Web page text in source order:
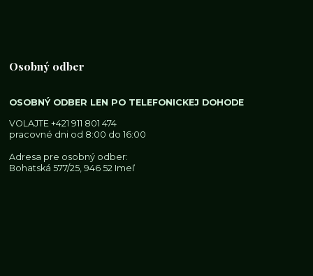
Osobný odber
OSOBNÝ ODBER LEN PO TELEFONICKEJ DOHODE
VOLAJTE+421 911 801 474
pracovné dni od 8:00 do 16:00
Adresa pre osobný odber:
Bohatská 577/25, 946 52 Imeľ